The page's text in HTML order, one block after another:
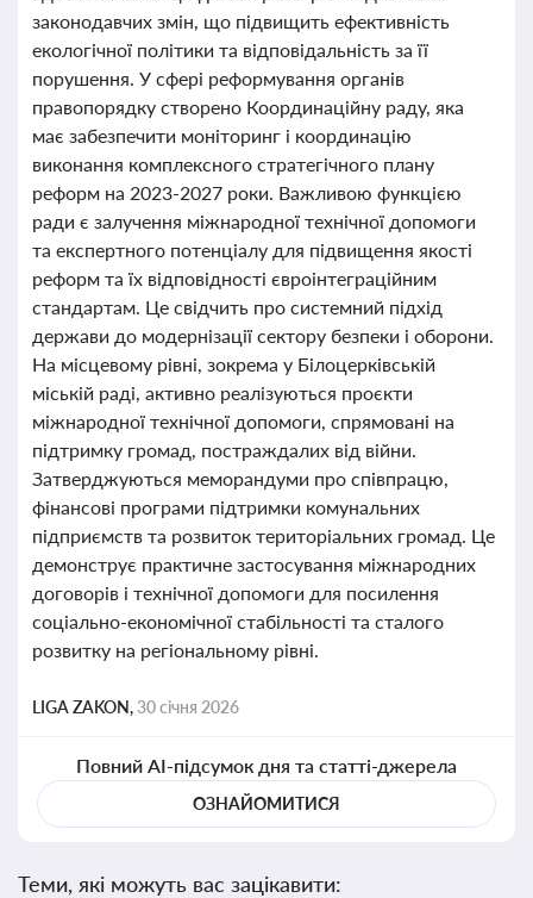
законодавчих змін, що підвищить ефективність
екологічної політики та відповідальність за її
порушення. У сфері реформування органів
правопорядку створено Координаційну раду, яка
має забезпечити моніторинг і координацію
виконання комплексного стратегічного плану
реформ на 2023-2027 роки. Важливою функцією
ради є залучення міжнародної технічної допомоги
та експертного потенціалу для підвищення якості
реформ та їх відповідності євроінтеграційним
стандартам. Це свідчить про системний підхід
держави до модернізації сектору безпеки і оборони.
На місцевому рівні, зокрема у Білоцерківській
міській раді, активно реалізуються проєкти
міжнародної технічної допомоги, спрямовані на
підтримку громад, постраждалих від війни.
Затверджуються меморандуми про співпрацю,
фінансові програми підтримки комунальних
підприємств та розвиток територіальних громад. Це
демонструє практичне застосування міжнародних
договорів і технічної допомоги для посилення
соціально-економічної стабільності та сталого
розвитку на регіональному рівні.
LIGA ZAKON,30 січня 2026
Повний AI-підсумок дня та статті-джерела
ОЗНАЙОМИТИСЯ
Теми, які можуть вас зацікавити: